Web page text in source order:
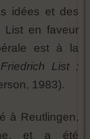
idées et des
List en faveur
est à la
Friedrich List ;
1983).
à Reutlingen,
et a été